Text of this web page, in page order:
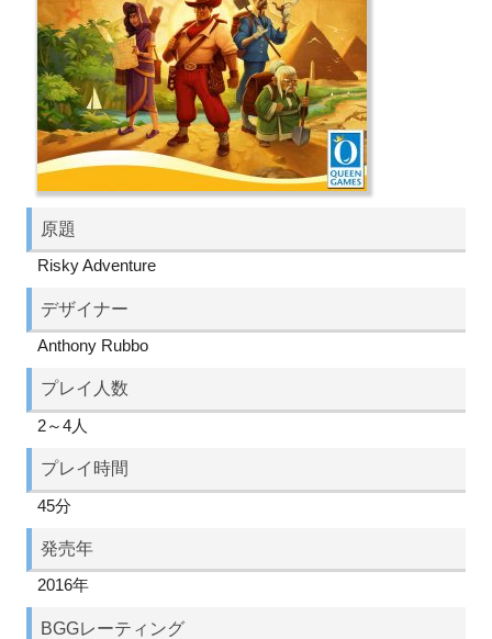
原題
Risky Adventure
デザイナー
Anthony Rubbo
プレイ人数
2～4人
プレイ時間
45分
発売年
2016年
BGGレーティング